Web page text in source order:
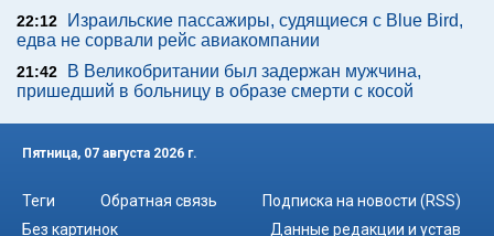
22:12
Израильские пассажиры, судящиеся с Blue Bird,
едва не сорвали рейс авиакомпании
21:42
В Великобритании был задержан мужчина,
пришедший в больницу в образе смерти с косой
Пятница, 07 августа 2026 г.
Теги Обратная связь
Подписка на новости (RSS)
Без картинок
Данные редакции и устав